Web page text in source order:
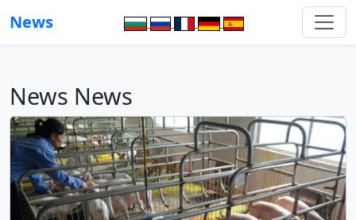
News
News News